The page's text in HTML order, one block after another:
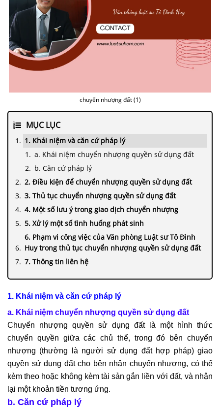
chuyển nhượng đất (1)
MỤC LỤC
1. Khái niệm và căn cứ pháp lý
a. Khái niệm chuyển nhượng quyền sử dụng đất
b. Căn cứ pháp lý
2. Điều kiện để chuyển nhượng quyền sử dụng đất
3. Thủ tục chuyển nhượng quyền sử dụng đất
4. Một số lưu ý trong giao dịch chuyển nhượng
5. Xử lý một số tình huống phát sinh
6. Phạm vi công việc của Văn phòng Luật sư Tô Đình
Huy trong thủ tục chuyển nhượng quyền sử dụng đất
7. Thông tin liên hệ
1. Khái niệm và căn cứ pháp lý
a. Khái niệm chuyển nhượng quyền sử dụng đất
Chuyển nhượng quyền sử dụng đất là một hình thức
chuyển quyền giữa các chủ thể, trong đó bên chuyển
nhượng (thường là người sử dụng đất hợp pháp) giao
quyền sử dụng đất cho bên nhận chuyển nhượng, có thể
kèm theo hoặc không kèm tài sản gắn liền với đất, và nhận
lại một khoản tiền tương ứng.
b. Căn cứ pháp lý